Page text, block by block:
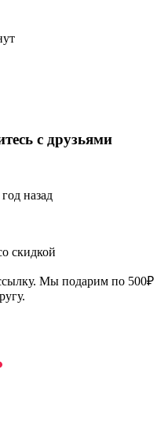
с друзьями
назад
скидкой
Мы подарим по 500₽